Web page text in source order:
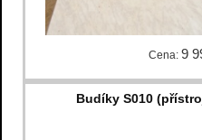
Cena: 9
Budíky S010